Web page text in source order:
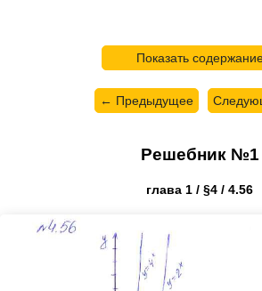
Показать
← Предыдущее
Решебник №1
глава 1 / §4 / 4.56